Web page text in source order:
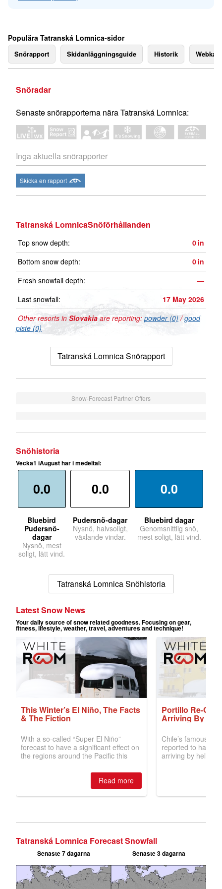
Populära Tatranská Lomnica-sidor
Snörapport Skidanläggningsguide Historik
Snöradar
Senaste snörapporterna nära Tatranská Lomnica:
Inga aktuella snörapporter
Skicka en rapport
Tatranská LomnicaSnöförhållanden
Top snow depth: 0 in
Bottom snow depth:
0 in
Fresh snowfall depth:
—
Last snowfall:
17 May 2026
Other resorts in Slovakiaare reporting: powder (0) /good
piste (0)
Tatranská Lomnica Snörapport
Snow-Forecast Partner Offers
Snöhistoria
Vecka1 iAugust har i medeltal:
0.0
Bluebird
Pudersnö-
dagar
Nysnö, mest
soligt, lätt vind.
0.0
Pudersnö-dagar
Nysnö, halvsoligt,
växlande vindar.
0.0
Bluebird dagar
Genomsnittlig snö,
mest soligt, lätt vind.
Tatranská Lomnica Snöhistoria
Tatranská Lomnica Forecast Snowfall
Senaste 7 dagarna Senaste 3 dagarna